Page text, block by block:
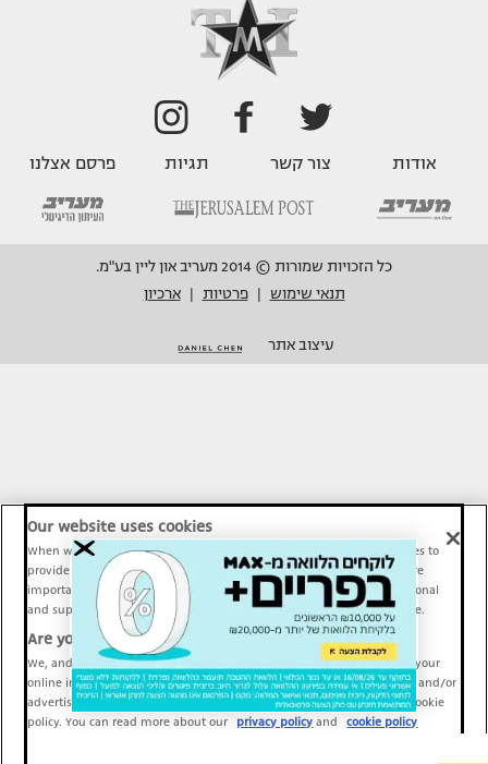
אודות צור קשר תגיות פרסם אצלנו
כל הזכויות שמורות © 2014 מעריב און ליין בע"מ.
תנאי שימוש
פרטיות ארכיון
עיצוב אתר
Our website uses cookies
When we provide Maariv, TMI and Sport1 content online, we use cookies to
provide social media features and to analyze our traffic. These tools are
important and necessary for our website functionality. Others are optional
and support Maariv, TMI and Sport1 activity and your online experience.
Are you happy to accept cookies?
We, and our partners, use information about your use of our site and your
online interactions to improve our services and to personalize content and/or
advertising for you. You can read more about our privacy policy and cookie
policy. You can read more about our
privacy policy and cookie policy